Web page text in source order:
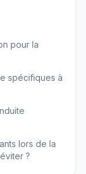
pour la
spécifiques à
lors de la
?